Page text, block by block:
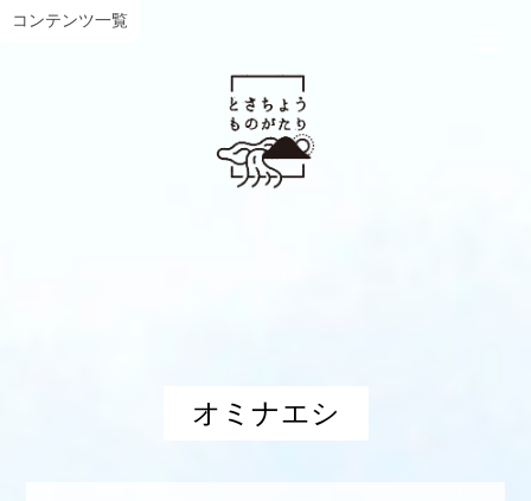
コンテンツ一覧
オミナエシ